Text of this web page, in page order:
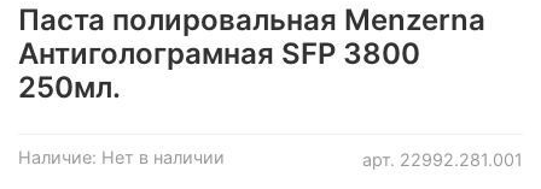
арт. 22992.281.001
Наличие: Нет в наличии
Паста полировальная Мenzerna
Антиголограмная SFP 3800
250мл.